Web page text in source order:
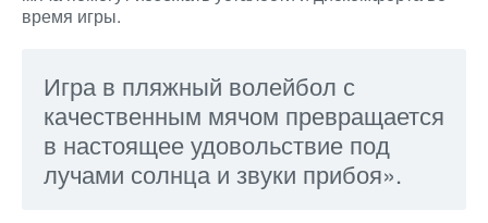
время игры.
Игра в пляжный волейбол с
качественным мячом превращается
в настоящее удовольствие под
лучами солнца и звуки прибоя».